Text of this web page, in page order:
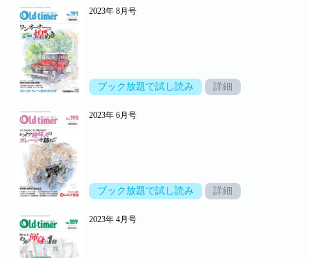
2023年 8月号
ブック放題で試し読み 詳細
2023年 6月号
ブック放題で試し読み 詳細
2023年 4月号